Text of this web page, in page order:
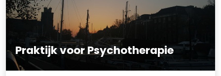
Praktijk voor Psychotherapie